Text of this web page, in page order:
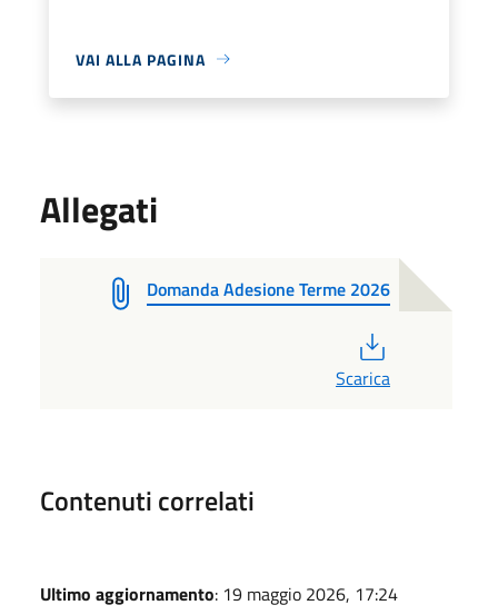
VAI ALLA PAGINA
Allegati
Domanda Adesione Terme 2026
Scarica
Contenuti correlati
Ultimo aggiornamento: 19 maggio 2026, 17:24